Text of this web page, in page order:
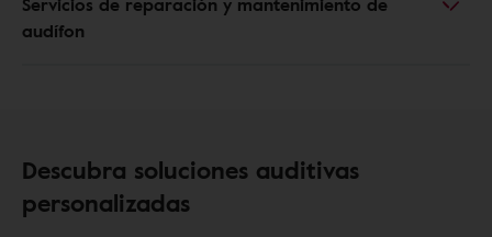
audífon
Descubra soluciones auditivas
personalizadas